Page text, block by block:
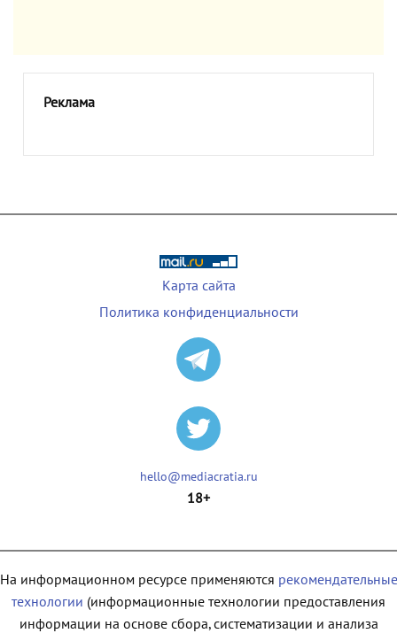
Реклама
Карта сайта
Политика конфиденциальности
hello@mediacratia.ru
18+
На информационном ресурсе применяются рекомендательные
технологии (информационные технологии предоставления
информации на основе сбора, систематизации и анализа